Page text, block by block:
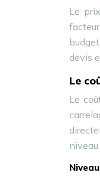
Le
devis
Le
Le